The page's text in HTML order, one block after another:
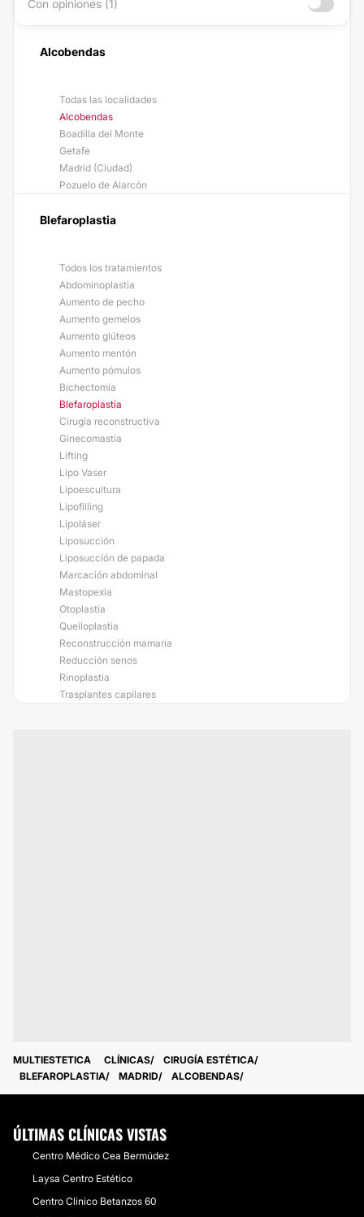
Con opiniones (1)
Alcobendas
Todas las localidades
Alcobendas
Boadilla del Monte
Getafe
Madrid (Ciudad)
Pozuelo de Alarcón
Blefaroplastia
Todos los tratamientos
Abdominoplastia
Aumento de pecho
Aumento gemelos
Aumento glúteos
Aumento mentón
Aumento pómulos
Bichectomía
Blefaroplastia
Cirugía reconstructiva
Ginecomastia
Lifting
Lipo Vaser
Lipoescultura
Lipofilling
Lipoláser
Liposucción
Liposucción de papada
Marcación abdominal
Mastopexia
Otoplastia
Queiloplastia
Reconstrucción mamaria
Reducción senos
Rinoplastia
Trasplantes capilares
MULTIESTETICA CLÍNICAS
CIRUGÍA ESTÉTICA
BLEFAROPLASTIA
MADRID ALCOBENDAS
ÚLTIMAS CLÍNICAS VISTAS
Centro Médico Cea Bermúdez
Laysa Centro Estético
Centro Clinico Betanzos 60